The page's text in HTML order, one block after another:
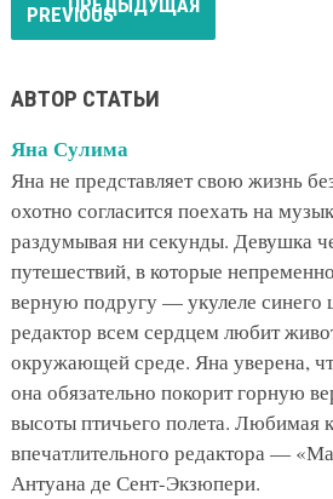
ПРЕДЫДУЩАЯ
АВТОР СТАТЬИ
Яна Сулима
Яна не представляет свою жизнь
охотно согласится поехать на
раздумывая ни секунды. Девушка
путешествий, в которые
верную подругу — укулеле синего
редактор всем сердцем любит
окружающей среде. Яна уверена,
она обязательно покорит горную
высоты птичьего полета. Любимая
впечатлительного редактора —
Антуана де Сент-Экзюпери.